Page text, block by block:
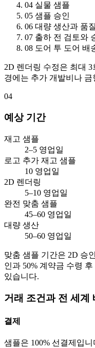
04 실물 샘플
05 샘플 승인
06 대량 생산과 품
07 출하 전 검토와
08 도어 투 도어 배
2D 렌더링 수정은 최대
경에는 추가 개발비나
04
예상 기간
재고 샘플
2–5 영업일
로고 추가 재고 샘플
10 영업일
2D 렌더링
5–10 영업일
완전 맞춤 샘플
45–60 영업일
대량 생산
50–60 영업일
맞춤 샘플 기간은 2D 승
인과 50% 계약금 수령
있습니다.
거래 조건과 전 세계
결제
샘플은 100% 선결제입